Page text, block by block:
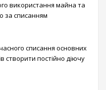
використання майна та
за списанням
списання основних
створити постійно діючу